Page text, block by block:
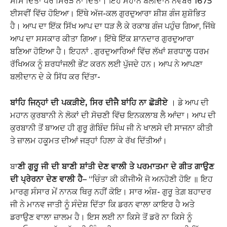
ਈਸਵੀਂ ਵਿੱਚ ਹੋਇਆ। ਇੱਥੇ ਅੱਜ-ਕਲ ਗੁਰਦੁਆਰਾ ਸ਼ੀਸ਼ ਗੰਜ ਸ਼ੁਸ਼ੋਭਿਤ
ਹੈ। ਆਪ ਦਾ ਇੱਕ ਸਿੱਖ ਆਪ ਦਾ ਧੜ ਲੈ ਕੇ ਰਕਾਬ ਗੰਜ ਪਹੁੰਚ ਗਿਆ, ਜਿੱਥੇ
ਆਪ ਦਾ ਸਸਕਾਰ ਕੀਤਾ ਗਿਆ। ਇੱਥੇ ਇੱਕ ਸ਼ਾਨਦਾਰ ਗੁਰਦੁਆਰਾ
ਬਣਿਆ ਹੋਇਆ ਹੈ। ਇਹਨਾਂ . ਗੁਰਦੁਆਰਿਆਂ ਵਿੱਚ ਲੱਖਾਂ ਸ਼ਰਧਾਲੂ ਧਰਮ
ਰੱਖਿਅਕ ਨੂੰ ਸ਼ਰਧਾਂਜਲੀ ਭੇਂਟ ਕਰਨ ਲਈ ਪੁੱਜਦੇ ਹਨ। ਆਪ ਨੇ ਆਪਣਾ
ਬਲੀਦਾਨ ਦੇ ਕੇ ਸਿੱਧ ਕਰ ਦਿੱਤਾ-
ਬਾਂਹਿ ਜਿਨ੍ਹਾਂ ਦੀ ਪਕੜੀਏ, ਸਿਰ ਦੀਜੈ ਬਾਂਹਿ ਨਾ ਛੋੜੀਏ । ਡੇ ਆਪ ਦੀ
ਮਹਾਨ ਕੁਰਬਾਨੀ ਨੇ ਲੋਕਾਂ ਦੀ ਸੋਚਣੀ ਵਿੱਚ ਇਨਕਲਾਬ ਲੈ ਆਂਦਾ। ਆਪ ਦੀ
ਕੁਰਬਾਨੀ ਤੋਂ ਬਾਅਦ ਹੀ ਗੁਰੂ ਗੋਬਿੰਦ ਸਿੰਘ ਜੀ ਨੇ ਖਾਲਸੇ ਦੀ ਸਾਜਨਾ ਕੀਤੀ
ਤੇ ਜ਼ਾਲਮ ਹਕੂਮਤ ਦੀਆਂ ਜੜ੍ਹਾਂ ਹਿਲਾ ਕੇ ਰੱਖ ਦਿੱਤੀਆਂ।
ਬਾਣੀ ਗੁਰੂ ਜੀ ਦੀ ਬਾਣੀ ਸ਼ਾਂਤੀ ਦੇਣ ਵਾਲੀ ਤੇ ਪਰਮਾਤਮਾ ਦੇ ਗੀਤ ਗਾਉਣ
ਦੀ ਪ੍ਰੇਰਨਾ ਦੇਣ ਵਾਲੀ ਹੈ– “ਚਿੰਤਾ ਕੀ ਕੀਜੀਐ ਜੋ ਅਨਹੋਣੀ ਹੋਇ ॥ ਇਹ
ਮਾਰਗੁ ਸੰਸਾਰ ਮੇਂ ਨਾਨਕ ਥਿਰੁ ਨਹੀਂ ਕੋਇ। ਸਾਰ ਅੰਸ਼- ਗੁਰੂ ਤੇਗ਼ ਬਹਾਦਰ
ਜੀ ਨੇ ਮਾਨਵ ਜਾਤੀ ਨੂੰ ਸੰਦੇਸ਼ ਦਿੱਤਾ ਕਿ ਡਰਨ ਵਾਲਾ ਕਾਇਰ ਹੈ ਅਤੇ
ਡਰਾਉਣ ਵਾਲਾ ਜ਼ਾਲਮ ਹੈ। ਇਸ ਲਈ ਨਾ ਕਿਸੇ ਤੋਂ ਡਰੋ ਨਾ ਕਿਸੇ ਨੂੰ